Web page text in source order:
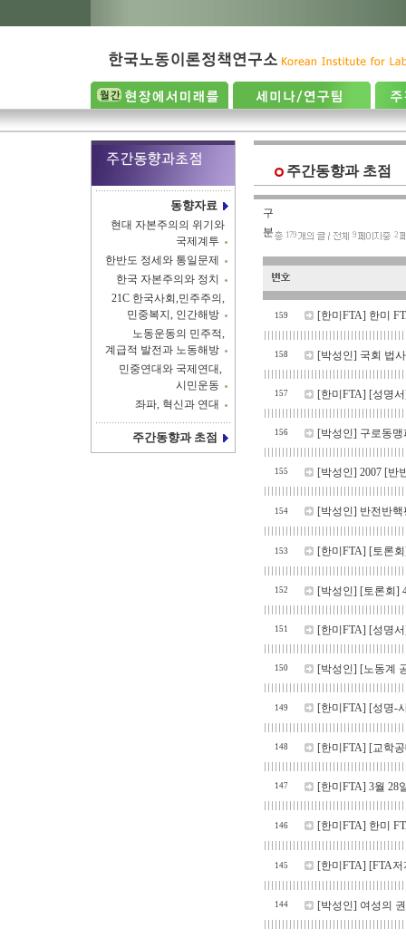
동향자료
현대 자본주의의 위기와
국제계투
한반도 정세와 통일문제
한국 자본주의와 정치
21C 한국사회,민주주의,
민중복지, 인간해방
노동운동의 민주적,
계급적 발전과 노동해방
민중연대와 국제연대,
시민운동
좌파, 혁신과 연대
주간동향과 초점
주간동향과 초점
구
분
179 9 2
159 [한미FTA] 한미
158 [박성인] 국회 법
157 [한미FTA] [성명
156 [박성인] 구로동
155 [박성인] 2007 [반
154 [박성인] 반전반
153 [한미FTA] [토론
152 [박성인] [토론회]
151 [한미FTA] [성명
150 [박성인] [노동계
149 [한미FTA] [성명-
148 [한미FTA] [교학
147 [한미FTA] 3월 28
146 [한미FTA] 한미
145 [한미FTA] [FTA
144 [박성인] 여성의